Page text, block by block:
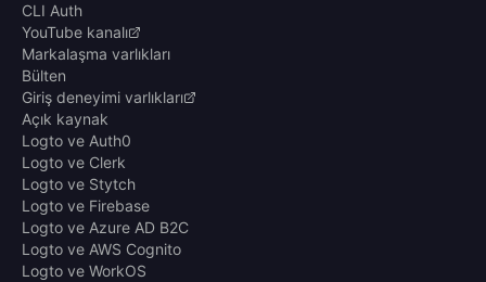
CLI Auth
YouTube kanalı
Markalaşma varlıkları
Bülten
Giriş deneyimi varlıkları
Açık kaynak
Logto ve Auth0
Logto ve Clerk
Logto ve Stytch
Logto ve Firebase
Logto ve Azure AD B2C
Logto ve AWS Cognito
Logto ve WorkOS